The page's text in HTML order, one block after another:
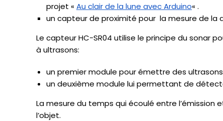
projet « Au clair de la lune avec Arduino« .
un capteur de proximité pour la mesure de la
Le capteur HC-SR04 utilise le principe du sonar
à ultrasons:
un premier module pour émettre des
un deuxième module lui permettant de
La mesure du temps qui écoulé entre
l’objet.